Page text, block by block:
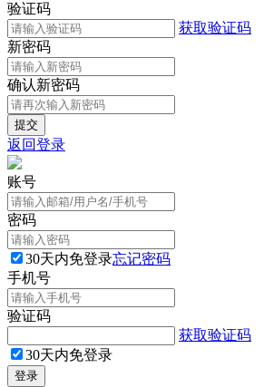
验证码
获取验证码
新密码
确认新密码
返回登录
账号
密码
30天内免登录忘记密码
手机号
验证码
获取验证码
30天内免登录